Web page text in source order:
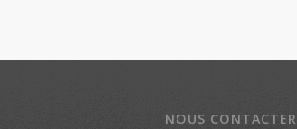
NOUS CONTACTER